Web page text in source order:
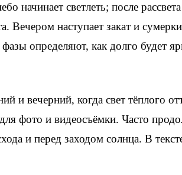
начинает светлеть; после
Вечером наступает закат и
определяют, как долго будет
и вечерний, когда свет тёплого
фото и видеосъёмки. Часто
и перед заходом солнца. В